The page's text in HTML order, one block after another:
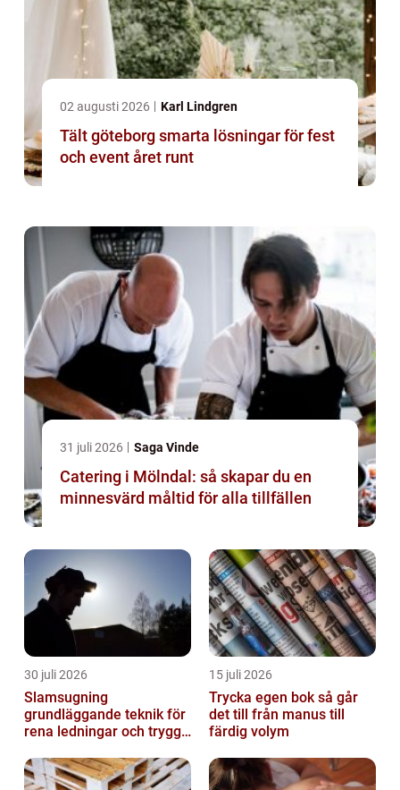
02 augusti 2026 Karl Lindgren
Tält göteborg smarta lösningar för fest
och event året runt
31 juli 2026 Saga Vinde
Catering i Mölndal: så skapar du en
minnesvärd måltid för alla tillfällen
30 juli 2026
Slamsugning
grundläggande teknik för
rena ledningar och trygg
15 juli 2026
Trycka egen bok så går
det till från manus till
färdig volym